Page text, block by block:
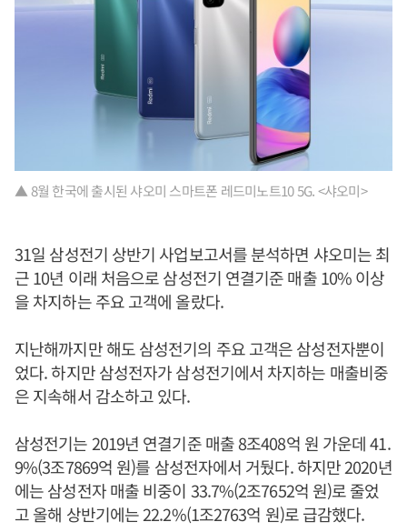
▲ 8월 한국에 출시된 샤오미 스마트폰 레드미노트10 5G. <샤오미>
31일 삼성전기 상반기 사업보고서를 분석하면 샤오미는 최
근 10년 이래 처음으로 삼성전기 연결기준 매출 10% 이상
을 차지하는 주요 고객에 올랐다.
지난해까지만 해도 삼성전기의 주요 고객은 삼성전자뿐이
었다. 하지만 삼성전자가 삼성전기에서 차지하는 매출비중
은 지속해서 감소하고 있다.
삼성전기는 2019년 연결기준 매출 8조408억 원 가운데 41.
9%(3조7869억 원)를 삼성전자에서 거뒀다. 하지만 2020년
에는 삼성전자 매출 비중이 33.7%(2조7652억 원)로 줄었
고 올해 상반기에는 22.2%(1조2763억 원)로 급감했다.